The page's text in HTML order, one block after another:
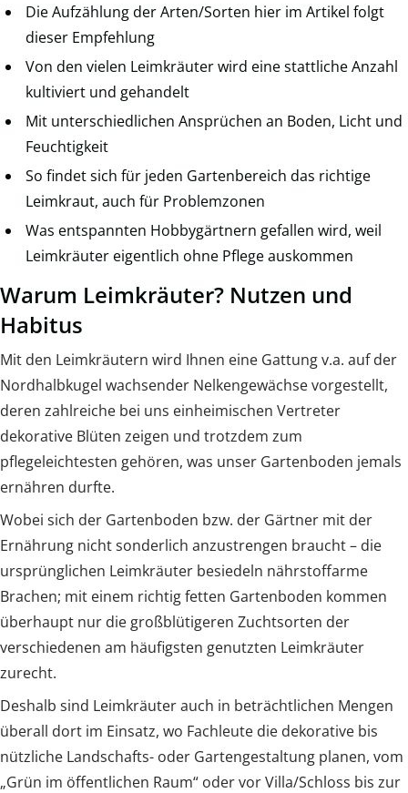
Die Aufzählung der Arten/Sorten hier im Artikel folgt
dieser Empfehlung
Von den vielen Leimkräuter wird eine stattliche Anzahl
kultiviert und gehandelt
Mit unterschiedlichen Ansprüchen an Boden, Licht und
Feuchtigkeit
So findet sich für jeden Gartenbereich das richtige
Leimkraut, auch für Problemzonen
Was entspannten Hobbygärtnern gefallen wird, weil
Leimkräuter eigentlich ohne Pflege auskommen
Warum Leimkräuter? Nutzen und
Habitus
Mit den Leimkräutern wird Ihnen eine Gattung v.a. auf der
Nordhalbkugel wachsender Nelkengewächse vorgestellt,
deren zahlreiche bei uns einheimischen Vertreter
dekorative Blüten zeigen und trotzdem zum
pflegeleichtesten gehören, was unser Gartenboden jemals
ernähren durfte.
Wobei sich der Gartenboden bzw. der Gärtner mit der
Ernährung nicht sonderlich anzustrengen braucht – die
ursprünglichen Leimkräuter besiedeln nährstoffarme
Brachen; mit einem richtig fetten Gartenboden kommen
überhaupt nur die großblütigeren Zuchtsorten der
verschiedenen am häufigsten genutzten Leimkräuter
zurecht.
Deshalb sind Leimkräuter auch in beträchtlichen Mengen
überall dort im Einsatz, wo Fachleute die dekorative bis
nützliche Landschafts- oder Gartengestaltung planen, vom
„Grün im öffentlichen Raum“ oder vor Villa/Schloss bis zur